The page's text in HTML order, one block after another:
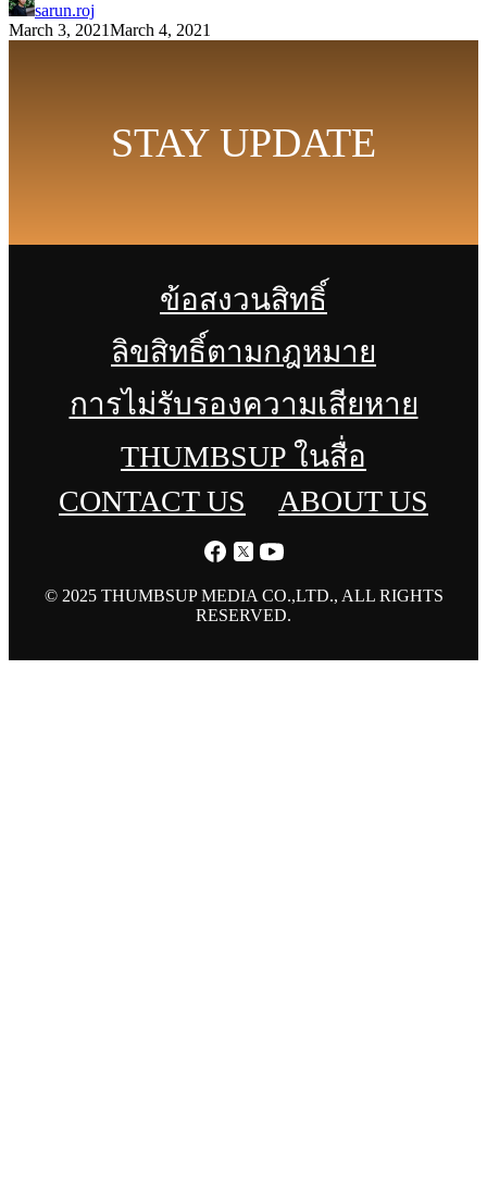
sarun.roj
March 3, 2021March 4, 2021
STAY UPDATE
ข้อสงวนสิทธิ์
ลิขสิทธิ์ตามกฎหมาย
การไม่รับรองความเสียหาย
THUMBSUP ในสื่อ
CONTACT US
ABOUT US
© 2025 THUMBSUP MEDIA CO.,LTD., ALL RIGHTS
RESERVED.